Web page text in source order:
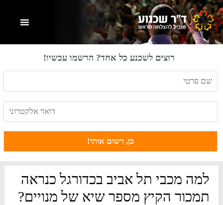
Skip
to
main
Skip
to
primary
Skip
to
footer
רוצים לשכנע כל אחד? הרשמו עכשיו!
למה מכבי תל אביב בכדורגל כנראה
תמכור הקיץ מספר שיא של מנויים?